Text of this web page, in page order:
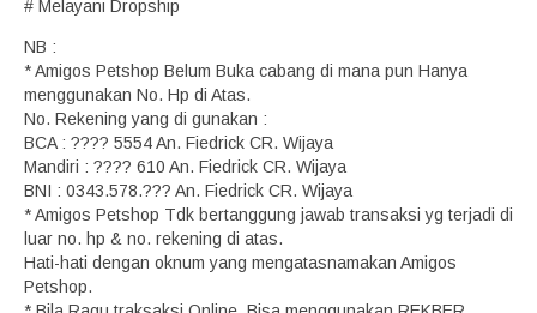
# Melayani Dropship
NB :
* Amigos Petshop Belum Buka cabang di mana pun Hanya
menggunakan No. Hp di Atas.
No. Rekening yang di gunakan :
BCA : ???? 5554 An. Fiedrick CR. Wijaya
Mandiri : ???? 610 An. Fiedrick CR. Wijaya
BNI : 0343.578.??? An. Fiedrick CR. Wijaya
* Amigos Petshop Tdk bertanggung jawab transaksi yg terjadi di
luar no. hp & no. rekening di atas.
Hati-hati dengan oknum yang mengatasnamakan Amigos
Petshop.